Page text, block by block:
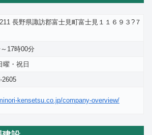
長野県諏訪郡富士見町富士見１１６９３?７
17時00分
曜・祝日
2605
kensetsu.co.jp/company-overview/